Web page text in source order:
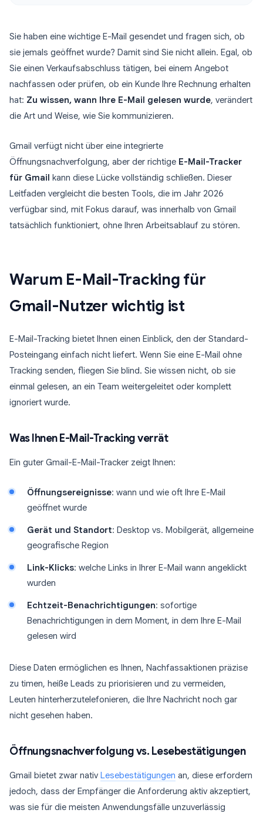
Sie haben eine wichtige E-Mail gesendet und fragen sich, ob
sie jemals geöffnet wurde? Damit sind Sie nicht allein. Egal, ob
Sie einen Verkaufsabschluss tätigen, bei einem Angebot
nachfassen oder prüfen, ob ein Kunde Ihre Rechnung erhalten
hat: Zu wissen, wann Ihre E-Mail gelesen wurde, verändert
die Art und Weise, wie Sie kommunizieren.
Gmail verfügt nicht über eine integrierte
Öffnungsnachverfolgung, aber der richtige E-Mail-Tracker
für Gmail kann diese Lücke vollständig schließen. Dieser
Leitfaden vergleicht die besten Tools, die im Jahr 2026
verfügbar sind, mit Fokus darauf, was innerhalb von Gmail
tatsächlich funktioniert, ohne Ihren Arbeitsablauf zu stören.
Warum E-Mail-Tracking für
Gmail-Nutzer wichtig ist
E-Mail-Tracking bietet Ihnen einen Einblick, den der Standard-
Posteingang einfach nicht liefert. Wenn Sie eine E-Mail ohne
Tracking senden, fliegen Sie blind. Sie wissen nicht, ob sie
einmal gelesen, an ein Team weitergeleitet oder komplett
ignoriert wurde.
Was Ihnen E-Mail-Tracking verrät
Ein guter Gmail-E-Mail-Tracker zeigt Ihnen:
Öffnungsereignisse: wann und wie oft Ihre E-Mail
geöffnet wurde
Gerät und Standort: Desktop vs. Mobilgerät, allgemeine
geografische Region
Link-Klicks: welche Links in Ihrer E-Mail wann angeklickt
wurden
Echtzeit-Benachrichtigungen: sofortige
Benachrichtigungen in dem Moment, in dem Ihre E-Mail
gelesen wird
Diese Daten ermöglichen es Ihnen, Nachfassaktionen präzise
zu timen, heiße Leads zu priorisieren und zu vermeiden,
Leuten hinterherzutelefonieren, die Ihre Nachricht noch gar
nicht gesehen haben.
Öffnungsnachverfolgung vs. Lesebestätigungen
Gmail bietet zwar nativ Lesebestätigungen an, diese erfordern
jedoch, dass der Empfänger die Anforderung aktiv akzeptiert,
was sie für die meisten Anwendungsfälle unzuverlässig